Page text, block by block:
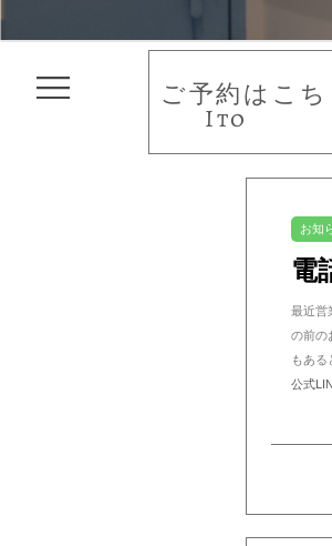
ご予約はこち
Ito
お知
電
最近営
の前の
もある
公式